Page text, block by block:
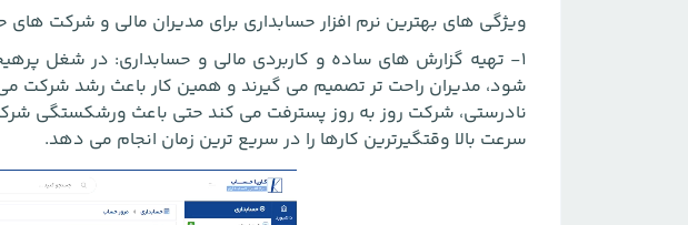
ویژگی های بهترین نرم افزار حسابداری برای مدیران مالی و شرکت های
1- تهیه گزارش های ساده و کاربردی مالی و حسابداری: در شغل
شود، مدیران راحت تر تصمیم می گیرند و همین کار باعث رشد شرکت می
نادرستی، شرکت روز به روز پسترفت می کند حتی باعث ورشکستگی
سرعت بالا وقتگیرترین کارها را در سریع ترین زمان انجام می دهد.